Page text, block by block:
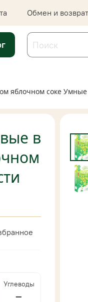
Обмен и возврат
яблочном соке Умные
в
Углеводы
—